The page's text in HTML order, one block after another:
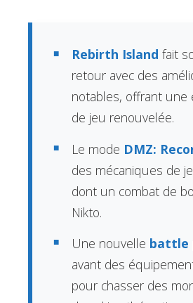
Rebirth Island fait
retour avec des
notables, offrant une
de jeu renouvelée.
Le mode DMZ:
des mécaniques de
dont un combat de
Nikto.
Une nouvelle battle
avant des
pour chasser des